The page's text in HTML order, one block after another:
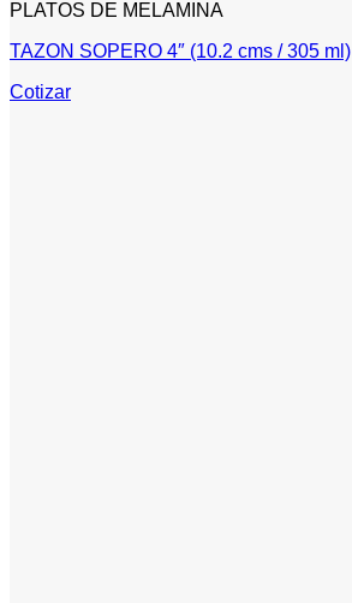
PLATOS DE MELAMINA
TAZON SOPERO 4″ (10.2 cms / 305 ml)
Cotizar